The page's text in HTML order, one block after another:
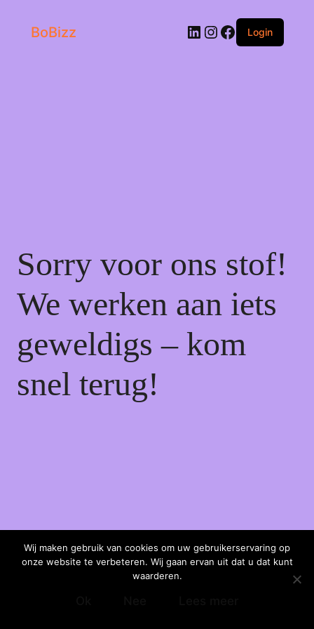
BoBizz LinkedIn
Instagram
Facebook
Login
Sorry voor ons stof!
We werken aan iets
geweldigs – kom
snel terug!
Wij maken gebruik van cookies om uw gebruikerservaring op
onze website te verbeteren. Wij gaan ervan uit dat u dat kunt
waarderen.